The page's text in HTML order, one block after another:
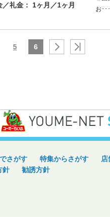
／礼金： 1ヶ月／1ヶ月
お･･･
5 6
さがす 特集からさがす
針
勧誘方針